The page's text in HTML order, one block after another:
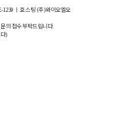
ㅣ 호스팅 (주)와이오엘오
의 접수 부탁드립니다.
)